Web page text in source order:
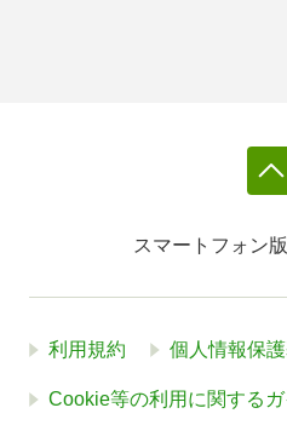
スマートフォン版
利用規約 個人情報保
Cookie等の利用に関する